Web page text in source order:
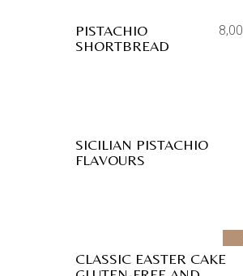
PISTACHIO
SHORTBREAD
8,00
SICILIAN PISTACHIO
FLAVOURS
CLASSIC EASTER CAKE